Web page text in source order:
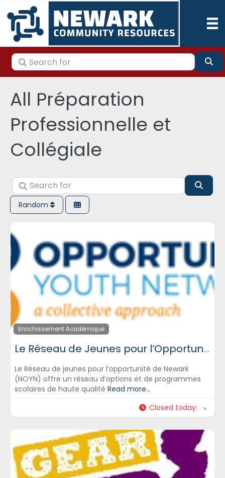
Search for
All Préparation
Professionnelle et
Collégiale
Search for
Random
Enrichissement Académique
Le Réseau de Jeunes pour l’Opportunité de Newark – NOYN
Le Réseau de jeunes pour l’opportunité de Newark
(NOYN) offre un réseau d’options et de programmes
scolaires de haute qualité Read more...
Closed today: